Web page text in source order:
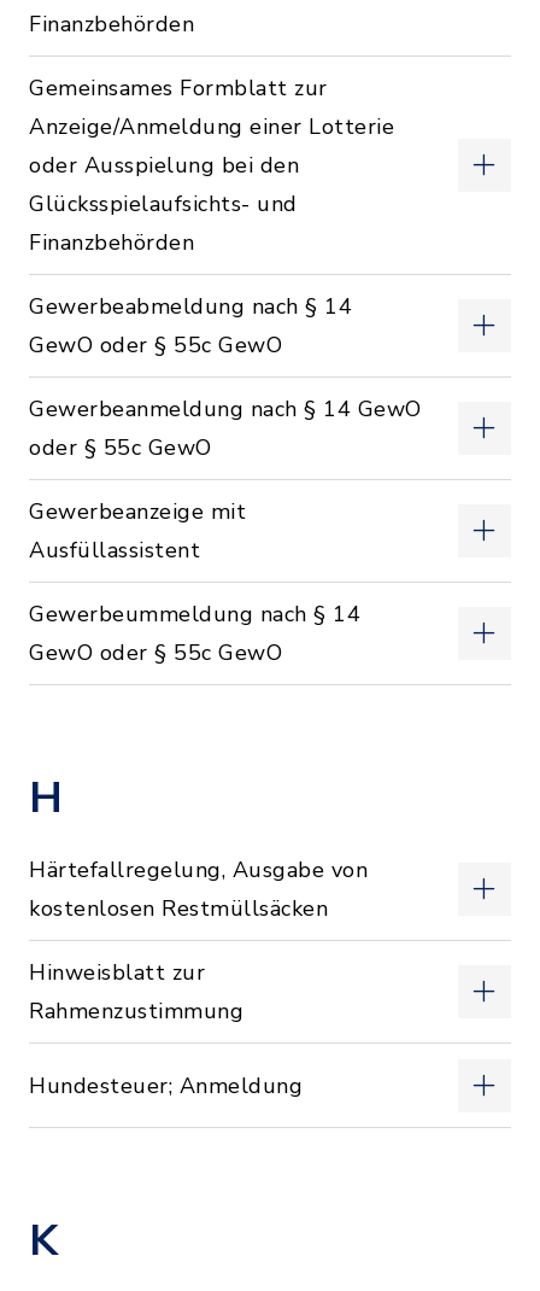
Finanzbehörden
Gemeinsames Formblatt zur
Anzeige/Anmeldung einer Lotterie
oder Ausspielung bei den
Glücksspielaufsichts- und
Finanzbehörden
Gewerbeabmeldung nach § 14
GewO oder § 55c GewO
Gewerbeanmeldung nach § 14 GewO
oder § 55c GewO
Gewerbeanzeige mit
Ausfüllassistent
Gewerbeummeldung nach § 14
GewO oder § 55c GewO
H
Härtefallregelung, Ausgabe von
kostenlosen Restmüllsäcken
Hinweisblatt zur
Rahmenzustimmung
Hundesteuer; Anmeldung
K